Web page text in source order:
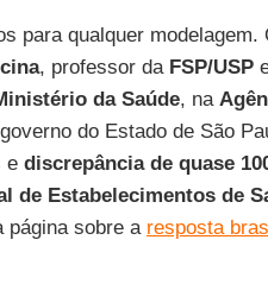
para qualquer modelagem.
, professor da FSP/USP
da Saúde, na
do Estado de São
e discrepância de quase
de Estabelecimentos de
página sobre a resposta